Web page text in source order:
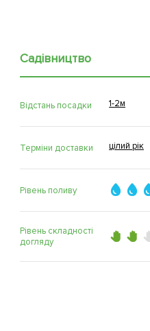
Садівництво
Відстань посадки 1-2м
Терміни доставки цілий рік
Рівень поливу
Рівень складності
догляду